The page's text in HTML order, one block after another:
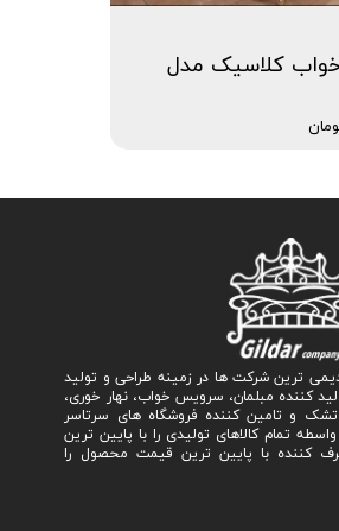
کلاسیک مدل
ترین شرکت ها در زمینه طراحی و تولید
کننده مبلمان، سرویس خواب، نهار خوری،
و تامین کننده فروشگاه های سرتاسر
تمام کالاهای تولیدی را با پایین ترین
کننده با پایین ترین قیمت محصول را